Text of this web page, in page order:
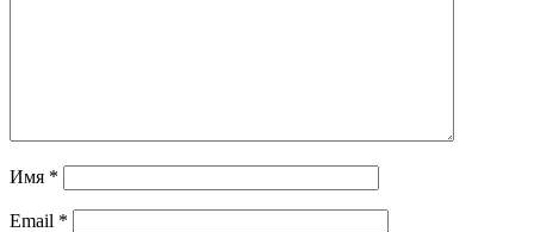
Имя *
Email *